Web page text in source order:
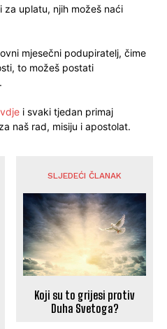
uplatu, njih možeš naći
mjesečni podupiratelj, čime
to možeš postati
.
i svaki tjedan primaj
naš rad, misiju i apostolat.
SLJEDEĆI ČLANAK
Koji su to grijesi protiv
Duha Svetoga?